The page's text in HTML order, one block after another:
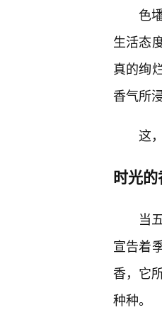
色
生活态
真的绚
香气所
这
时光
当
宣告着
香，它
种种。